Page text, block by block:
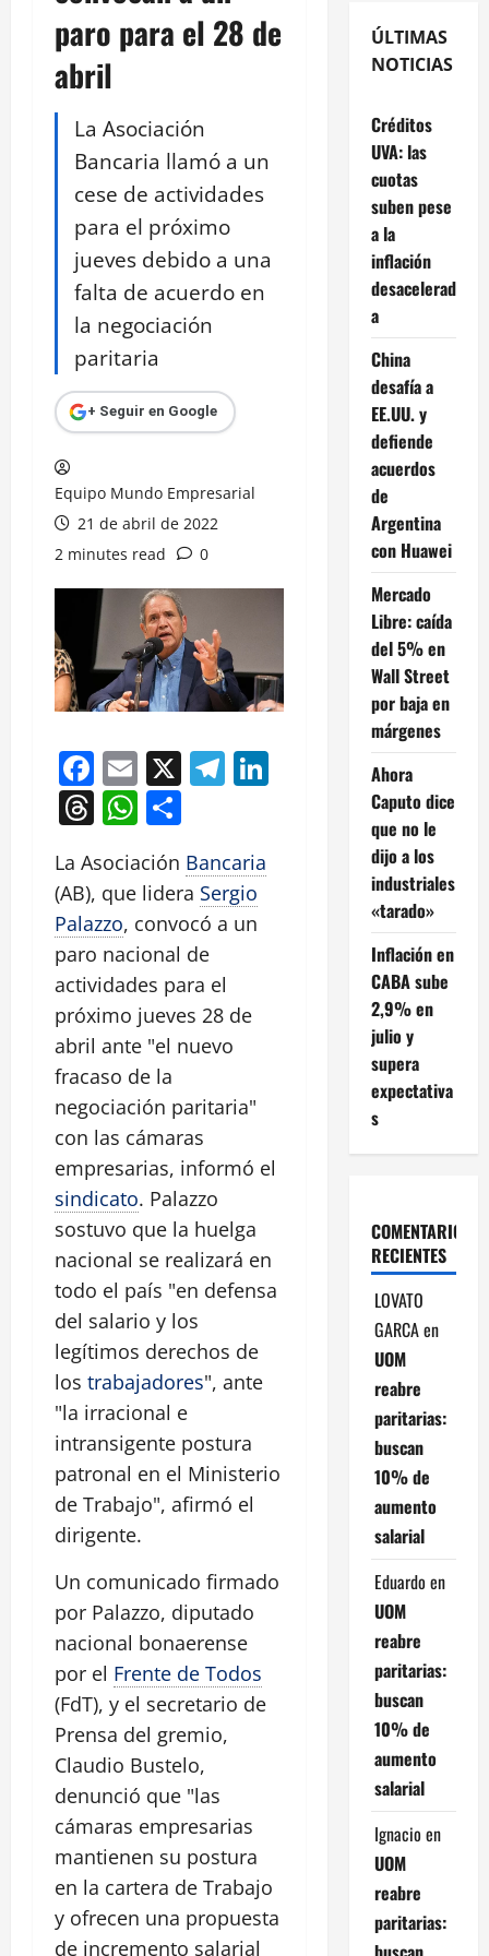
paro para el 28 de
abril
La Asociación
Bancaria llamó a un
cese de actividades
para el próximo
jueves debido a una
falta de acuerdo en
la negociación
paritaria
+ Seguir en Google
Equipo Mundo Empresarial
21 de abril de 2022
2 minutes read
0
Facebook
Email
X Telegram
LinkedIn
Threads
WhatsApp
La Asociación Bancaria
(AB), que lidera Sergio
Palazzo, convocó a un
paro nacional de
actividades para el
próximo jueves 28 de
abril ante "el nuevo
fracaso de la
negociación paritaria"
con las cámaras
empresarias, informó el
sindicato. Palazzo
sostuvo que la huelga
nacional se realizará en
todo el país "en defensa
del salario y los
legítimos derechos de
los trabajadores", ante
"la irracional e
intransigente postura
patronal en el Ministerio
de Trabajo", afirmó el
dirigente.
Un comunicado firmado
por Palazzo, diputado
nacional bonaerense
por el Frente de Todos
(FdT), y el secretario de
Prensa del gremio,
Claudio Bustelo,
denunció que "las
cámaras empresarias
mantienen su postura
en la cartera de Trabajo
y ofrecen una propuesta
de incremento salarial
ÚLTIMAS
NOTICIAS
Créditos
UVA: las
cuotas
suben pese
a la
inflación
desacelerad
a
China
desafía a
EE.UU. y
defiende
acuerdos
de
Argentina
con Huawei
Mercado
Libre: caída
del 5% en
Wall Street
por baja en
márgenes
Ahora
Caputo dice
que no le
dijo a los
industriales
«tarado»
Inflación en
CABA sube
2,9% en
julio y
supera
expectativa
s
COMENTARIOS
RECIENTES
LOVATO
GARCAen
UOM
reabre
paritarias:
buscan
10% de
aumento
salarial
Eduardo en
UOM
reabre
paritarias:
buscan
10% de
aumento
salarial
Ignacio en
UOM
reabre
paritarias: